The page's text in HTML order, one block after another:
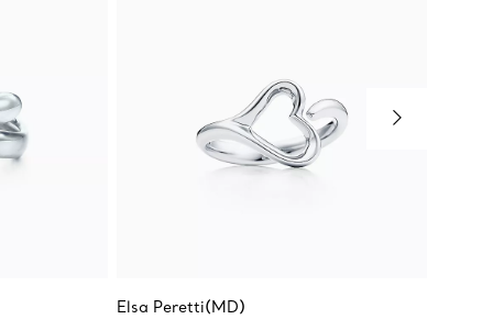
Elsa Peretti(MD)